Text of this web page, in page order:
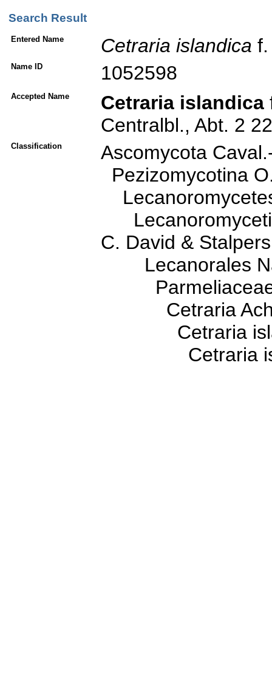
Search Result
Entered Name Cetraria islandica
Name ID 1052598
Accepted Name Cetraria islandica
Centralbl., Abt. 2
Classification
Ascomycota
Pezizomycotina
C. David &
Lecanorales
Parmeliaceae
Cetraria
Cetraria
Cetraria